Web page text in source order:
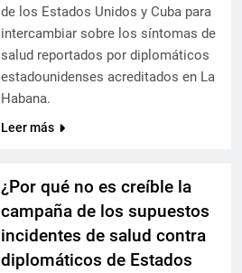
de los Estados Unidos y Cuba para
intercambiar sobre los síntomas de
salud reportados por diplomáticos
estadounidenses acreditados en La
Habana.
Leer más
¿Por qué no es creíble la
campaña de los supuestos
incidentes de salud contra
diplomáticos de Estados